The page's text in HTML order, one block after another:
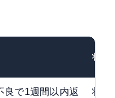
状態
良で1週間以内返
状態